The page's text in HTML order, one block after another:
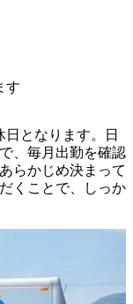
す
日となります。日
、毎月出勤を確認
らかじめ決まって
くことで、しっか